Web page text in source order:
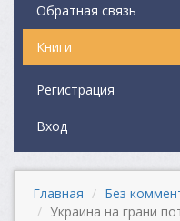
Обратная связь
Книги
Регистрация
Вход
Главная
Без
Украина на грани